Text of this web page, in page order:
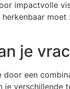
impactvolle
je
een
verschillende